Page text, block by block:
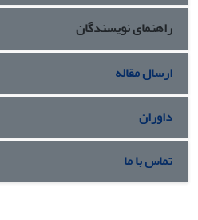
راهنمای نویسندگان
ارسال مقاله
داوران
تماس با ما